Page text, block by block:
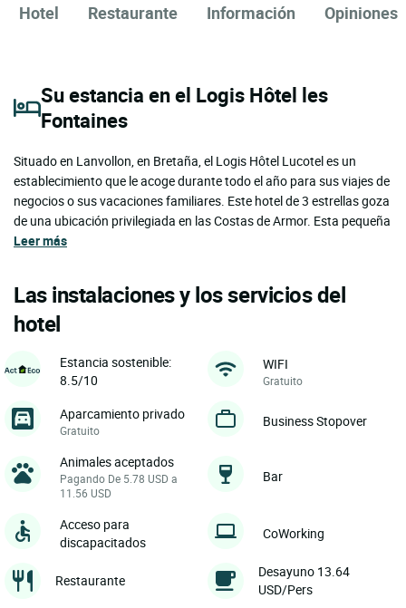
Hotel Restaurante Información Opiniones
Su estancia en el Logis Hôtel les
Fontaines
Situado en Lanvollon, en Bretaña, el Logis Hôtel Lucotel es un
establecimiento que le acoge durante todo el año para sus viajes de
negocios o sus vacaciones familiares. Este hotel de 3 estrellas goza
de una ubicación privilegiada en las Costas de Armor. Esta pequeña
Leer más
Las instalaciones y los servicios del
hotel
Estancia sostenible:
8.5/10
WIFI
Gratuito
Aparcamiento privado
Gratuito
Business Stopover
Animales aceptados
Pagando De 5.78 USD a
11.56 USD
Bar
Acceso para
discapacitados
CoWorking
Restaurante
Desayuno 13.64
USD/Pers